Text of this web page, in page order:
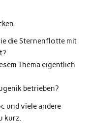
die Sternenflotte mit
Thema eigentlich
betrieben?
und viele andere
kurz.